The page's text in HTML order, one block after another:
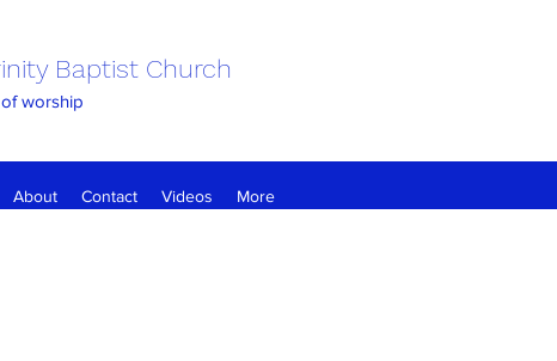
Baptist Church
of worship
About Contact Videos More